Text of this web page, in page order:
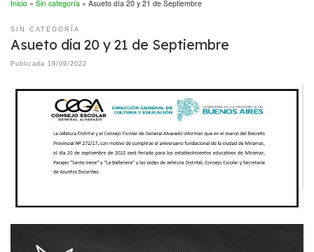
Inicio » Sin categoría » Asueto día 20 y 21 de Septiembre
SIN CATEGORÍA
Asueto día 20 y 21 de Septiembre
Publicada 19/09/2022